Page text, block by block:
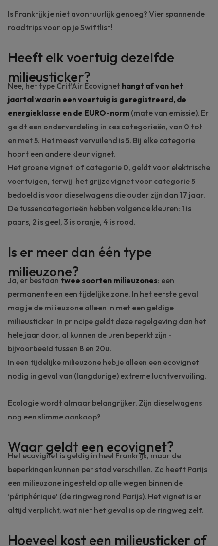
Is Frankrijk je niet avontuurlijk genoeg? Vier spannende
roadtripsvoor op je Swiftlist!
Heeft elk voertuig dezelfde
milieusticker?
Nee, het type Crit’Air Ecovignet hangt af van het
jaartal waarin een voertuig is geregistreerd, de
energieklasse en de EURO-norm (mate van emissie). Er
geldt een onderverdeling in zes categorieën, van 0 tot
en met 5. Het meest vervuilend is 5. Bij elke categorie
hoort een andere kleur vignet.
Het groene vignet, of categorie 0, geldt voor elektrische
voertuigen, terwijl het grijze vignet voor categorie 5
bedoeld is voor dieselwagens die ouder zijn dan 17 jaar.
De tussencategorieën hebben volgende kleuren: 1 is
paars, 2 is geel, 3 is oranje, 4 is rood.
Is er meer dan één type
milieuzone?
Ja, er bestaan twee soorten milieuzones: een
permanente en een tijdelijke zone. In het eerste geval
mag je de milieuzone alleen in met een geldige
milieusticker. In principe geldt deze regelgeving dan het
hele jaar door, al kunnen de uren beperkt zijn -
bijvoorbeeld tussen 8 en 20u.
In een tijdelijke milieuzone heb je alleen een ecovignet
nodig in geval van (langdurige) extreme luchtvervuiling.
Ecologie wordt almaar belangrijker. Zijn dieselwagens
nog een slimme aankoop?
Waar geldt een ecovignet?
Het ecovignet is geldig in heel Frankrijk, maar de
beperkingen kunnen per stad verschillen. Zo heeft Parijs
een milieuzone ingesteld op alle wegen binnen de
‘périphérique’ (de ringweg rond Parijs). Het vignet is er
altijd verplicht, wat niet het geval is op de ringweg zelf.
Hoeveel kost een milieusticker of